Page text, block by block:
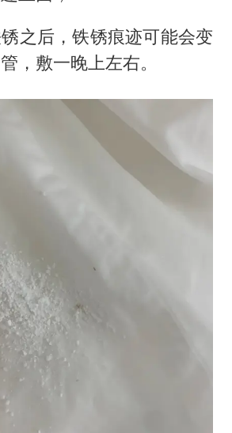
之后，铁锈痕迹可能会变
，敷一晚上左右。